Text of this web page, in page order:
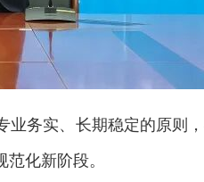
务实、长期稳定的原则
化新阶段。